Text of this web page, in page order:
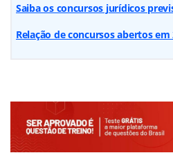
Saiba os concursos jurídicos
Relação de concursos abertos em